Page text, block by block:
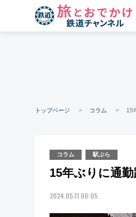
トップページ コラム 15
コラム 駅ぶら
15年ぶりに通
2024.05.11 06:05